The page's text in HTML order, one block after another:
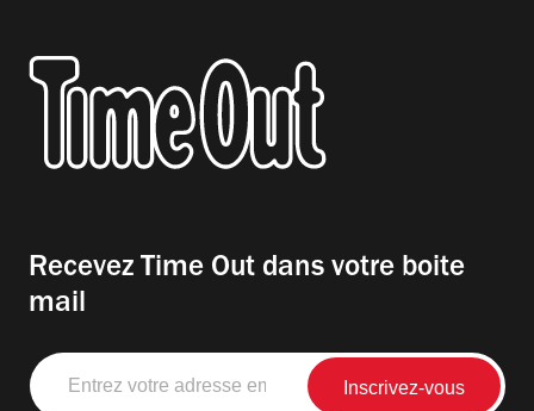
Recevez Time Out dans votre boite
mail
Entrez
votre